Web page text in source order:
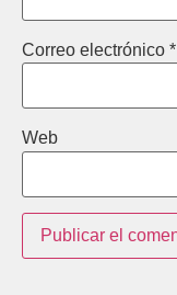
Correo electrónico *
Web